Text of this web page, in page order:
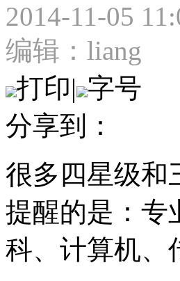
2014-11-05
编辑：liang
打印| 字号
分享到：
很多四星级和
提醒的是：专
科、计算机、